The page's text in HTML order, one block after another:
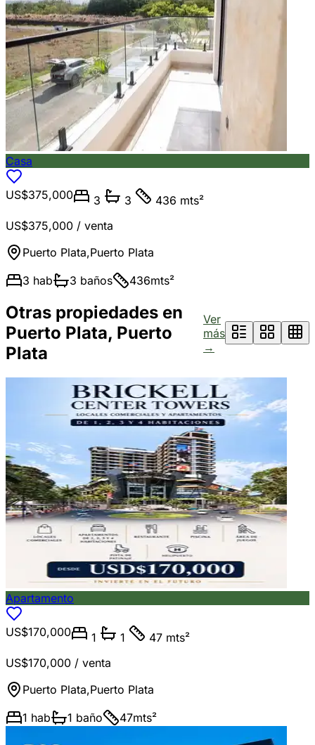
Casa
US$375,000 3 3
436 mts²
US$375,000 / venta
Puerto Plata,Puerto Plata
3 hab 3 baños 436mts²
Otras propiedades en
Puerto Plata, Puerto
Plata
Ver
más
→
Apartamento
US$170,000 1 1
47 mts²
US$170,000 / venta
Puerto Plata,Puerto Plata
1 hab 1 baño 47mts²